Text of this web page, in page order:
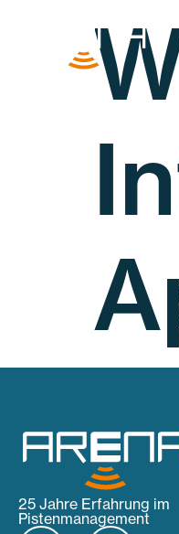
25 Jahre Erfahrung im
Pistenmanagement